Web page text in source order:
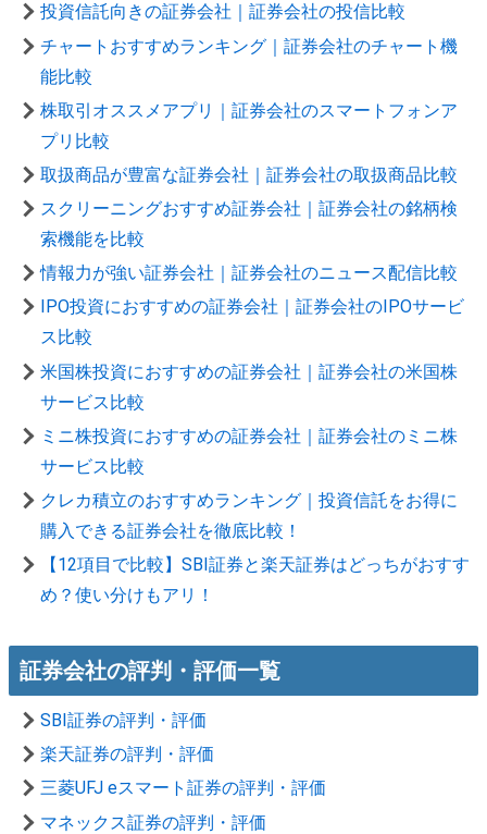
投資信託向きの証券会社｜証券会社の投信比較
チャートおすすめランキング｜証券会社のチャート機
能比較
株取引オススメアプリ｜証券会社のスマートフォンア
プリ比較
取扱商品が豊富な証券会社｜証券会社の取扱商品比較
スクリーニングおすすめ証券会社｜証券会社の銘柄検
索機能を比較
情報力が強い証券会社｜証券会社のニュース配信比較
IPO投資におすすめの証券会社｜証券会社のIPOサービ
ス比較
米国株投資におすすめの証券会社｜証券会社の米国株
サービス比較
ミニ株投資におすすめの証券会社｜証券会社のミニ株
サービス比較
クレカ積立のおすすめランキング｜投資信託をお得に
購入できる証券会社を徹底比較！
【12項目で比較】SBI証券と楽天証券はどっちがおすす
め？使い分けもアリ！
証券会社の評判・評価一覧
SBI証券の評判・評価
楽天証券の評判・評価
三菱UFJ eスマート証券の評判・評価
マネックス証券の評判・評価